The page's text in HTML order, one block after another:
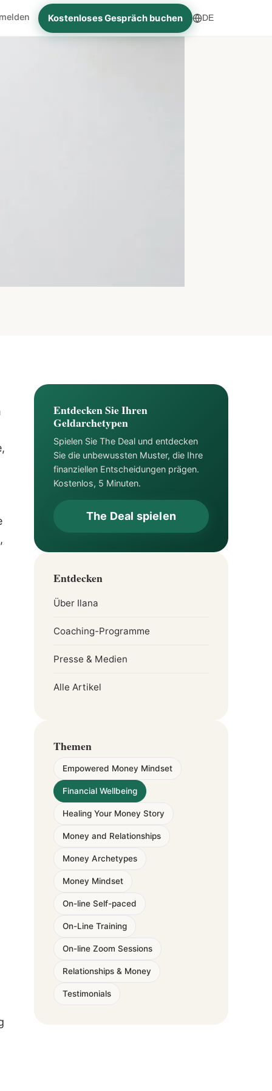
Kostenloses Gespräch buchen DE
Entdecken Sie Ihren
Geldarchetypen
Spielen Sie The Deal und entdecken
Sie die unbewussten Muster, die Ihre
finanziellen Entscheidungen prägen.
Kostenlos, 5 Minuten.
The Deal spielen
Entdecken
Über Ilana
Coaching-Programme
Presse & Medien
Alle Artikel
Themen
Empowered Money Mindset
Financial Wellbeing
Healing Your Money Story
Money and Relationships
Money Archetypes
Money Mindset
On-line Self-paced
On-Line Training
On-line Zoom Sessions
Relationships & Money
Testimonials